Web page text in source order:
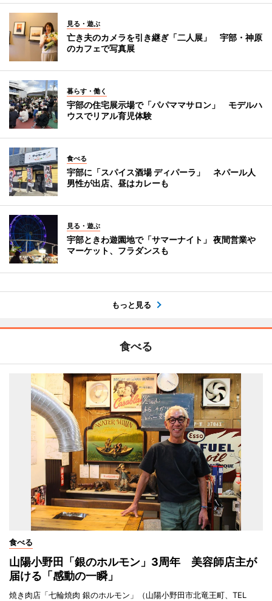
見る・遊ぶ
亡き夫のカメラを引き継ぎ「二人展」 宇部・神原
のカフェで写真展
暮らす・働く
宇部の住宅展示場で「パパママサロン」 モデルハ
ウスでリアル育児体験
食べる
宇部に「スパイス酒場 ディパーラ」 ネパール人
男性が出店、昼はカレーも
見る・遊ぶ
宇部ときわ遊園地で「サマーナイト」 夜間営業や
マーケット、フラダンスも
もっと見る
食べる
食べる
山陽小野田「銀のホルモン」3周年 美容師店主が
届ける「感動の一瞬」
焼き肉店「七輪焼肉 銀のホルモン」（山陽小野田市北竜王町、TEL